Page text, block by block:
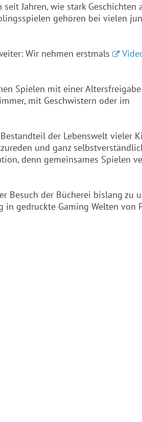
Jahren, wie stark Geschichten
gehören bei vielen
Wir nehmen erstmals
Spielen mit einer
mit Geschwistern oder im
der Lebenswelt vieler
und ganz
denn gemeinsames Spielen
Besuch der Bücherei bislang zu
in gedruckte Gaming Welten von